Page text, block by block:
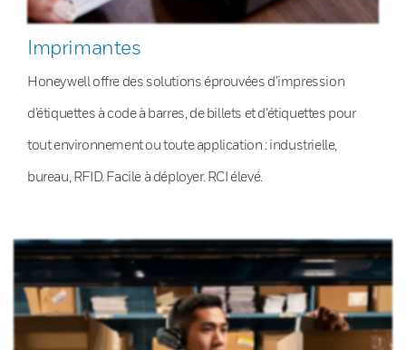
Imprimantes
Honeywell offre des solutions éprouvées d’impression
d’étiquettes à code à barres, de billets et d’étiquettes pour
tout environnement ou toute application : industrielle,
bureau, RFID. Facile à déployer. RCI élevé.